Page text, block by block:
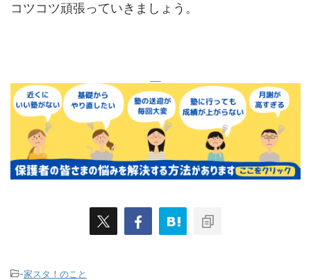
コツコツ頑張っていきましょう。
-家スタ！のこと